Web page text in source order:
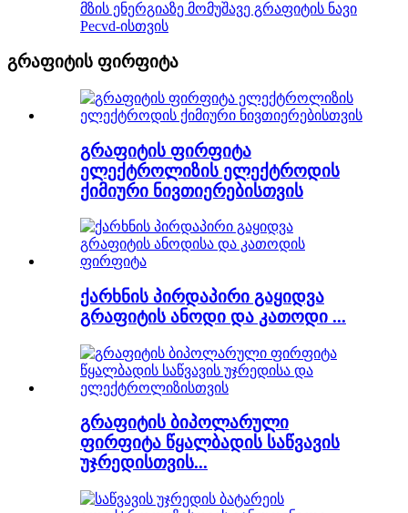
მზის ენერგიაზე მომუშავე გრაფიტის ნავი
Pecvd-ისთვის
გრაფიტის ფირფიტა
გრაფიტის ფირფიტა
ელექტროლიზის ელექტროდის
ქიმიური ნივთიერებისთვის
ქარხნის პირდაპირი გაყიდვა
გრაფიტის ანოდი და კათოდი ...
გრაფიტის ბიპოლარული
ფირფიტა წყალბადის საწვავის
უჯრედისთვის...